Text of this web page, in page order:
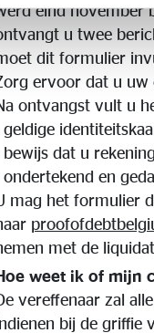
eind november
u twee
dit formulier
ervoor dat u
ontvangst vult u
geldige
bewijs dat u
ondertekend en
mag het formulier
met de
weet ik of mijn
vereffenaar zal
bij de griffie